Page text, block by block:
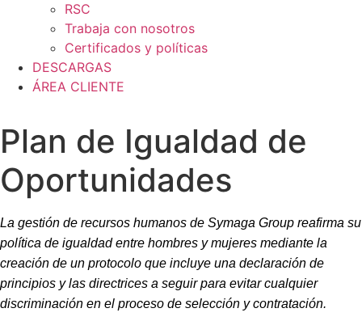
RSC
Trabaja con nosotros
Certificados y políticas
DESCARGAS
ÁREA CLIENTE
Plan de Igualdad de
Oportunidades
La gestión de recursos humanos de Symaga Group reafirma su
política de igualdad entre hombres y mujeres mediante la
creación de un protocolo que incluye una declaración de
principios y las directrices a seguir para evitar cualquier
discriminación en el proceso de selección y contratación.